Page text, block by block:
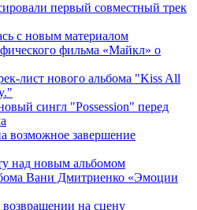
первый совместный трек
с новым материалом
фильма «Майкл» о
лист нового альбома "Kiss All
сингл "Possession" перед
возможное завершение
над новым альбомом
Вани Дмитриенко «Эмоции
на сцену